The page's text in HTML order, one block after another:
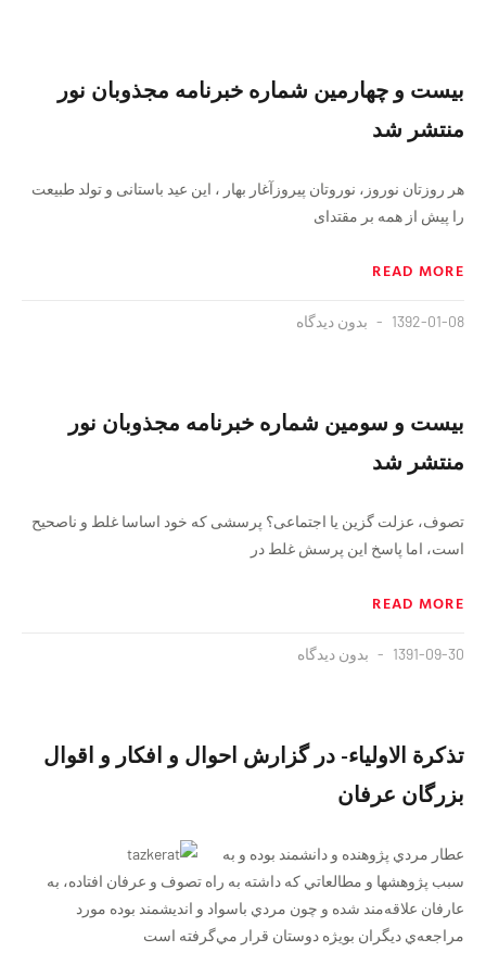
بیست و چهارمین شماره خبرنامه مجذوبان نور
منتشر شد
هر روزتان نوروز، نوروتان پیروزآغار بهار ، این عید باستانی و تولد طبیعت
را پیش از همه بر مقتدای
READ MORE
1392-01-08 بدون دیدگاه
بیست و سومین شماره خبرنامه مجذوبان نور
منتشر شد
تصوف، عزلت گزین یا اجتماعی؟ پرسشی که خود اساسا غلط و ناصحیح
است، اما پاسخ این پرسش غلط در
READ MORE
1391-09-30 بدون دیدگاه
تذكرة الاولياء- در گزارش احوال و افكار و اقوال
بزرگان عرفان
عطار مردي پژوهنده و دانشمند بوده و به
سبب پژوهشها و مطالعاتي كه داشته به راه تصوف و عرفان افتاده، به
عارفان علاقه‌مند شده و چون مردي باسواد و انديشمند بوده مورد
مراجعه‌ي ديگران بويژه دوستان قرار مي‌گرفته است